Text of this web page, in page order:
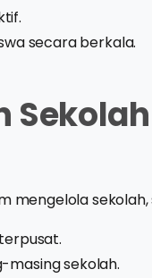
secara berkala.
mengelola
masing sekolah.